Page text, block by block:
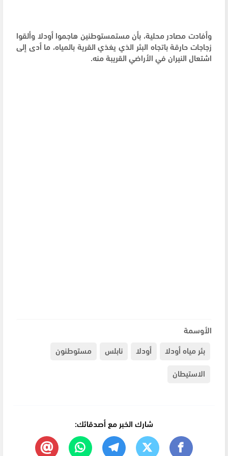
وأفادت مصادر محلية، بأن مستمستوطنين هاجموا أودلا وألقوا
زجاجات حارقة باتجاه البئر الذي يغذي القرية بالمياه، ما أدى إلى
اشتعال النيران في الأراضي القريبة منه.
الأوسمة
بئر مياه أودلا
أودلا نابلس
مستوطنون
الاستيطان
شارك الخبر مع أصدقائك: